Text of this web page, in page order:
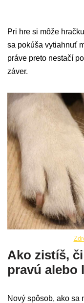
Pri hre si môže
sa pokúša vytiahnuť
práve preto nestačí
záver.
Ako zistíš,
pravú alebo
Nový spôsob, ako sa